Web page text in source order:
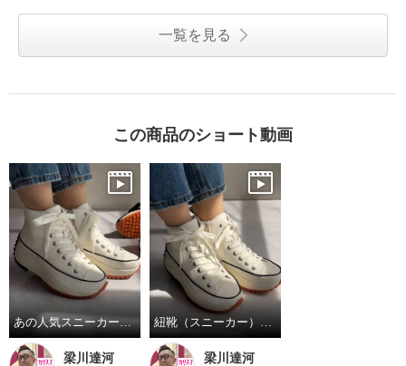
一覧を見る
この商品のショート動画
梁川達河 梁川達河